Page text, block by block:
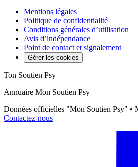
Mentions légales
Politique de confidentialité
Conditions générales d’utilisation
Avis d’indépendance
Point de contact et signalement
Gérer les cookies
Ton Soutien Psy
Annuaire Mon Soutien Psy
Données officielles "Mon Soutien Psy" •
Contactez-nous